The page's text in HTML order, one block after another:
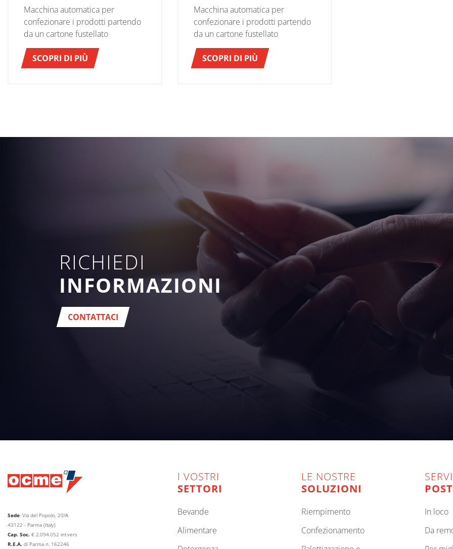
Macchina automatica per
confezionare i prodotti partendo
da un cartone fustellato
SCOPRI DI PIÙ
Macchina automatica per
confezionare i prodotti partendo
da un cartone fustellato
SCOPRI DI PIÙ
RICHIEDI
INFORMAZIONI
CONTATTACI
Sede: Via del Popolo, 20/A
43122 - Parma (Italy)
Cap. Soc. € 2.094.052 int.vers
R.E.A. di Parma n. 162246
I VOSTRI
SETTORI
bevande
alimentare
LE NOSTRE
SOLUZIONI
riempimento
confezionamento
in loco
da